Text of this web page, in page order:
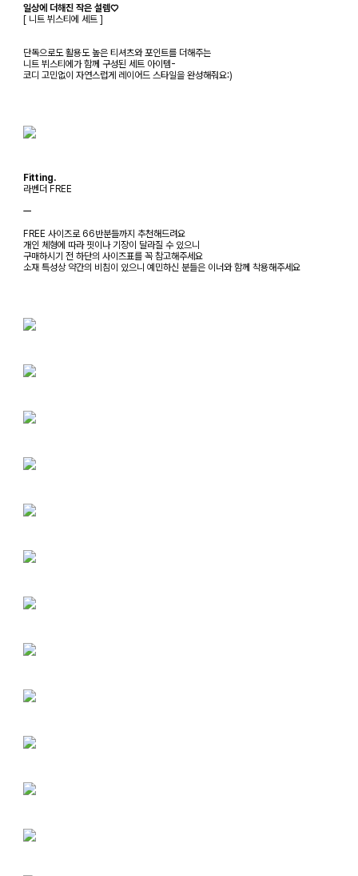
일상에 더해진 작은 설렘♡
[ 니트 뷔스티에 세트 ]
단독으로도 활용도 높은 티셔츠와 포인트를 더해주는
니트 뷔스티에가 함께 구성된 세트 아이템-
코디 고민없이 자연스럽게 레이어드 스타일을 완성해줘요:)
Fitting.
라벤더 FREE
ㅡ
FREE 사이즈로 66반분들까지 추천해드려요
개인 체형에 따라 핏이나 기장이 달라질 수 있으니
구매하시기 전 하단의 사이즈표를 꼭 참고해주세요
소재 특성상 약간의 비침이 있으니 예민하신 분들은 이너와 함께 착용해주세요